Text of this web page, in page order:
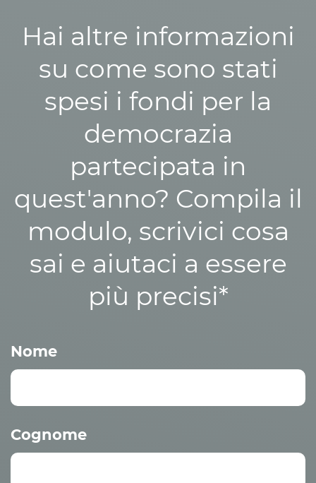
Hai altre informazioni
su come sono stati
spesi i fondi per la
democrazia
partecipata in
quest'anno? Compila il
modulo, scrivici cosa
sai e aiutaci a essere
più precisi*
Nome
Cognome